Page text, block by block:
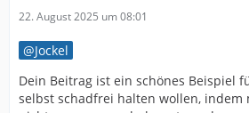
22. August 2025 um 08:01
Jockel
Dein Beitrag ist ein schönes Beispiel
selbst schadfrei halten wollen, indem